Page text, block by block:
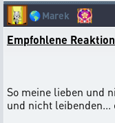
🌎Marek
Empfohlene
So meine lieben und
und nicht leibenden...